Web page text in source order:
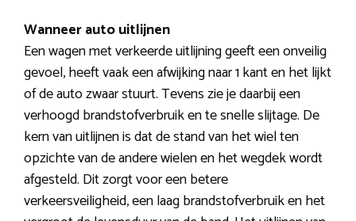
Wanneer auto uitlijnen
Een wagen met verkeerde uitlijning geeft een onveilig
gevoel, heeft vaak een afwijking naar 1 kant en het lijkt
of de auto zwaar stuurt. Tevens zie je daarbij een
verhoogd brandstofverbruik en te snelle slijtage. De
kern van uitlijnen is dat de stand van het wiel ten
opzichte van de andere wielen en het wegdek wordt
afgesteld. Dit zorgt voor een betere
verkeersveiligheid, een laag brandstofverbruik en het